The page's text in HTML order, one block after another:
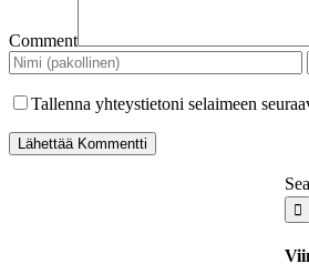
Comment
Tallenna yhteystietoni selaimeen